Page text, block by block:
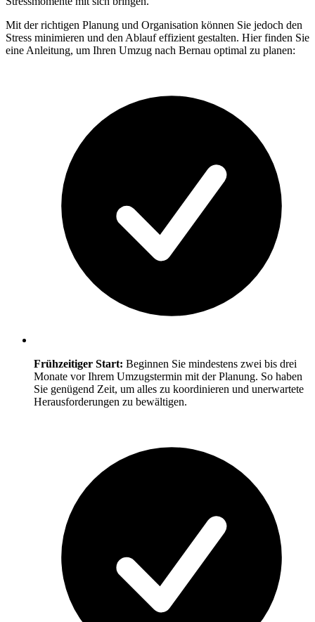
Mit der richtigen Planung und Organisation können Sie jedoch den
Stress minimieren und den Ablauf effizient gestalten. Hier finden Sie
eine Anleitung, um Ihren Umzug nach Bernau optimal zu planen:
Frühzeitiger Start: Beginnen Sie mindestens zwei bis drei
Monate vor Ihrem Umzugstermin mit der Planung. So haben
Sie genügend Zeit, um alles zu koordinieren und unerwartete
Herausforderungen zu bewältigen.